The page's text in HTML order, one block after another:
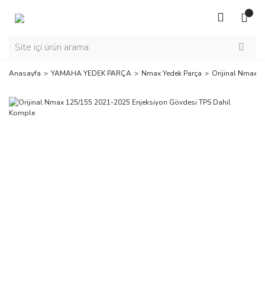
Anasayfa YAMAHA YEDEK PARÇA Nmax Yedek Parça Orijinal Nmax